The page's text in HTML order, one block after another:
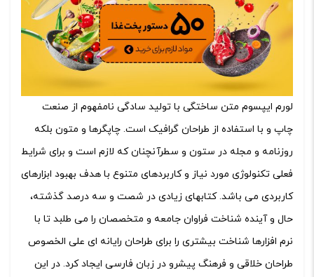
لورم ایپسوم متن ساختگی با تولید سادگی نامفهوم از صنعت
چاپ و با استفاده از طراحان گرافیک است. چاپگرها و متون بلکه
روزنامه و مجله در ستون و سطرآنچنان که لازم است و برای شرایط
فعلی تکنولوژی مورد نیاز و کاربردهای متنوع با هدف بهبود ابزارهای
کاربردی می باشد. کتابهای زیادی در شصت و سه درصد گذشته،
حال و آینده شناخت فراوان جامعه و متخصصان را می طلبد تا با
نرم افزارها شناخت بیشتری را برای طراحان رایانه ای علی الخصوص
طراحان خلاقی و فرهنگ پیشرو در زبان فارسی ایجاد کرد. در این